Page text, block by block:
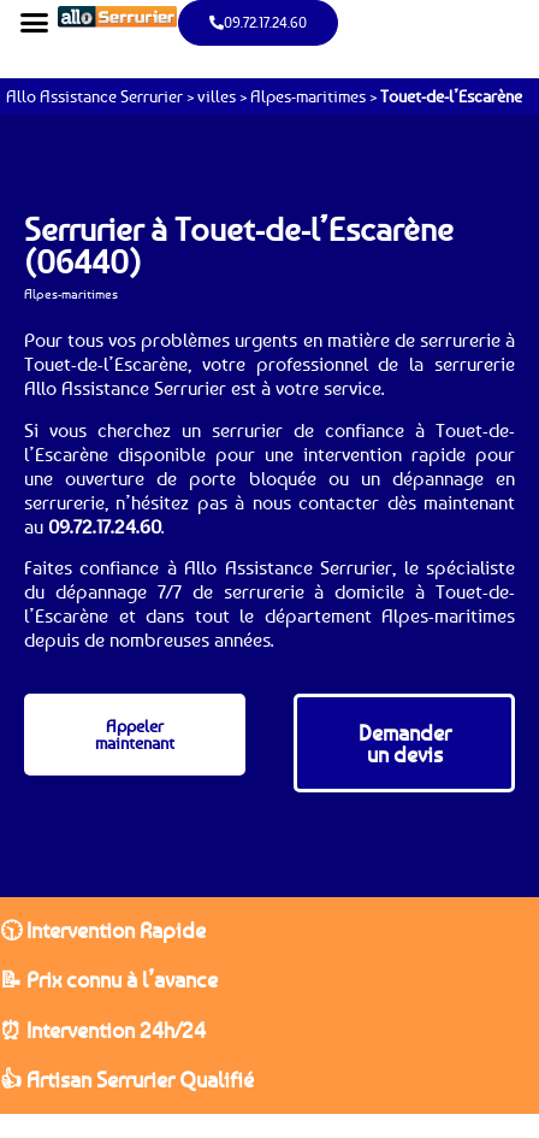
09.72.17.24.60
Allo Assistance Serrurier >villes >Alpes-maritimes >Touet-de-l’Escarène
Serrurier à Touet-de-l’Escarène
(06440)
Alpes-maritimes
Pour tous vos problèmes urgents en matière de serrurerie à
Touet-de-l’Escarène, votre professionnel de la serrurerie
Allo Assistance Serrurier est à votre service.
Si vous cherchez un serrurier de confiance à Touet-de-
l’Escarène disponible pour une intervention rapide pour
une ouverture de porte bloquée ou un dépannage en
serrurerie, n’hésitez pas à nous contacter dès maintenant
au 09.72.17.24.60.
Faites confiance à Allo Assistance Serrurier, le spécialiste
du dépannage 7/7 de serrurerie à domicile à Touet-de-
l’Escarène et dans tout le département Alpes-maritimes
depuis de nombreuses années.
Appeler
maintenant
Demander
un devis
🕥 Intervention Rapide
📝 Prix connu à l’avance
⏰ Intervention 24h/24
👍 Artisan Serrurier Qualifié